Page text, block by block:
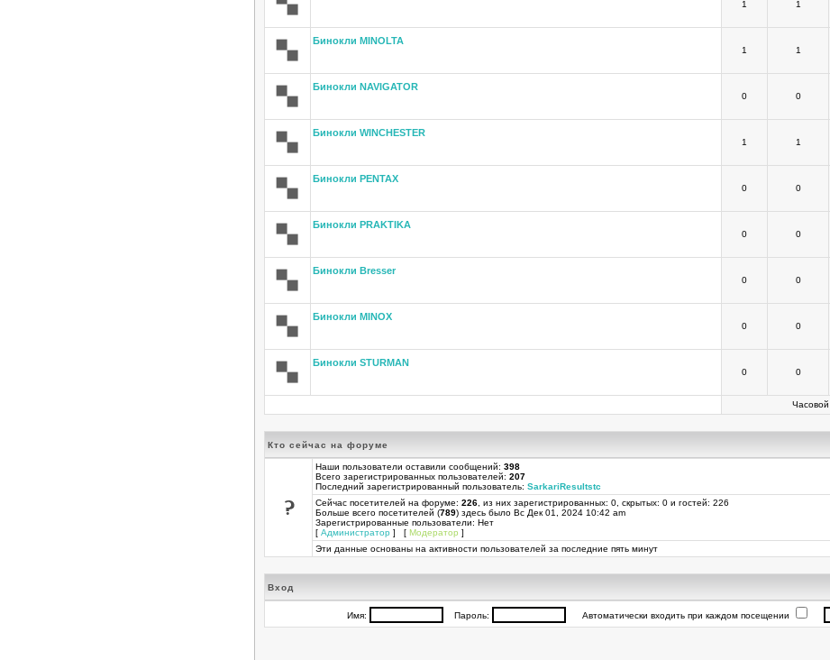
1 1
Бинокли MINOLTA
1 1
Бинокли NAVIGATOR
0 0
Бинокли WINCHESTER
1 1
Бинокли PENTAX
0 0
Бинокли PRAKTIKA
0 0
Бинокли Bresser
0 0
Бинокли MINOX
0 0
Бинокли STURMAN
0 0
Часовой
Кто сейчас на форуме
Наши пользователи оставили сообщений: 398
Всего зарегистрированных пользователей: 207
Последний зарегистрированный пользователь: SarkariResultstc
Сейчас посетителей на форуме: 226 , из них зарегистрированных: 0, скрытых: 0 и гостей: 226
Больше всего посетителей (789) здесь было Вс Дек 01, 2024 10:42 am
Зарегистрированные пользователи: Нет
[ Администратор ] [ Модератор ]
Эти данные основаны на активности пользователей за последние пять минут
Вход
Имя: Пароль: Автоматически входить при каждом посещении